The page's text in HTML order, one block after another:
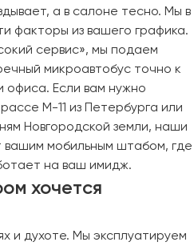
а в салоне тесно. Мы в
факторы из вашего графика.
сервис», мы подаем
микроавтобус точно к
офиса. Если вам нужно
М-11 из Петербурга или
Новгородской земли, наши
мобильным штабом, где
на ваш имидж.
хочется
и духоте. Мы эксплуатируем